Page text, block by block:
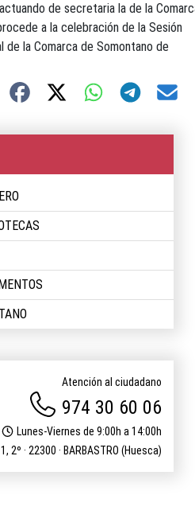
de secretaria la de la
a la celebración de la Sesión
de la Comarca de Somontano de
Atención al ciudadano
974 30 60 06
Lunes-Viernes de 9:00h a 14:00h
2º · 22300 · BARBASTRO (Huesca)